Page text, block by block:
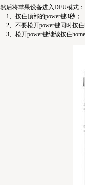
然后将苹果设备进入DFU模式：
1、按住顶部的power键3秒；
2、不要松开power键同时按住
3、松开power键继续按住